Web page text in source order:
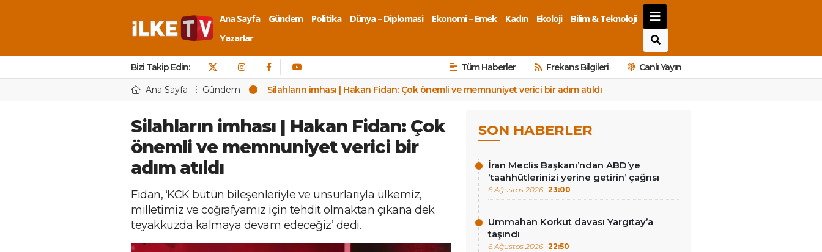
Ana Sayfa Gündem Politika Dünya – Diplomasi Ekonomi – Emek Kadın Ekoloji
Bilim & Teknoloji
Yazarlar
Bizi Takip Edin: Tüm Haberler Frekans Bilgileri Canlı Yayın
Ana Sayfa Gündem Silahların imhası | Hakan Fidan: Çok önemli ve memnuniyet verici bir adım atıldı
Silahların imhası | Hakan Fidan: Çok
önemli ve memnuniyet verici bir
adım atıldı
Fidan, ‘KCK bütün bileşenleriyle ve unsurlarıyla ülkemiz,
milletimiz ve coğrafyamız için tehdit olmaktan çıkana dek
teyakkuzda kalmaya devam edeceğiz’ dedi.
SON HABERLER
İran Meclis Başkanı’ndan ABD’ye
‘taahhütlerinizi yerine getirin’ çağrısı
6 Ağustos 2026 23:00
Ummahan Korkut davası Yargıtay’a
taşındı
6 Ağustos 2026 22:50